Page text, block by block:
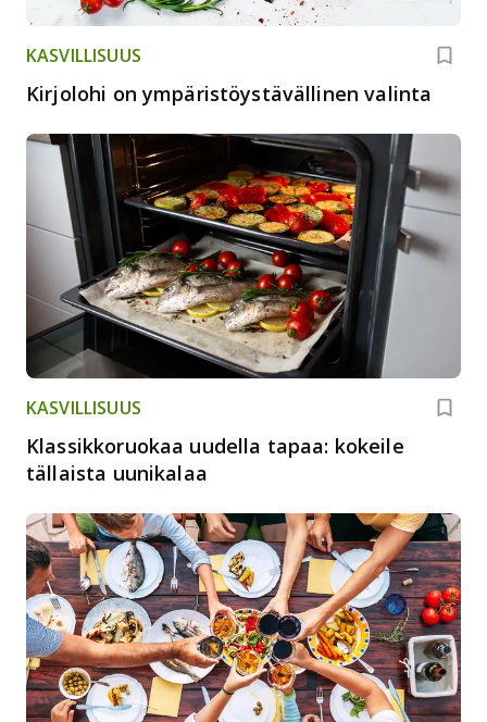
KASVILLISUUS
Kirjolohi on ympäristöystävällinen valinta
KASVILLISUUS
Klassikkoruokaa uudella tapaa: kokeile
tällaista uunikalaa